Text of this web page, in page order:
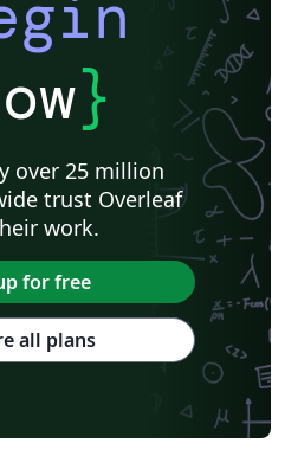
}
over 25 million
trust Overleaf
work.
for free
all plans